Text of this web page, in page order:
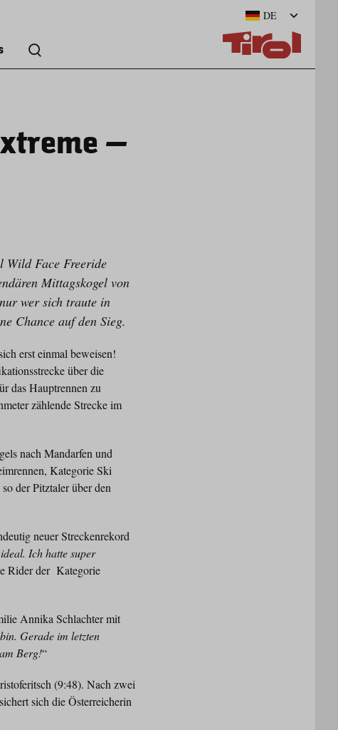
DE
–
Wild Face Freeride
Mittagskogel von
wer sich traute in
Chance auf den Sieg.
erst einmal beweisen!
über die
das Hauptrennen zu
zählende Strecke im
nach Mandarfen und
Kategorie Ski
so der Pitztaler über den
neuer Streckenrekord
Ich hatte super
Rider der Kategorie
Annika Schlachter mit
Gerade im letzten
Berg!“
(9:48). Nach zwei
sich die Österreicherin